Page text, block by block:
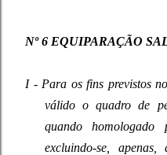
Nº 6 EQUIPARAÇÃO
I - Para os fins previstos
válido o quadro de
quando homologado
excluindo-se,